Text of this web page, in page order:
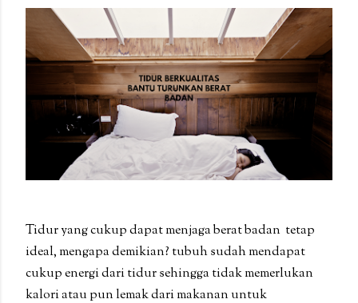
Tidur yang cukup dapat menjaga berat badan tetap
ideal, mengapa demikian? tubuh sudah mendapat
cukup energi dari tidur sehingga tidak memerlukan
kalori atau pun lemak dari makanan untuk